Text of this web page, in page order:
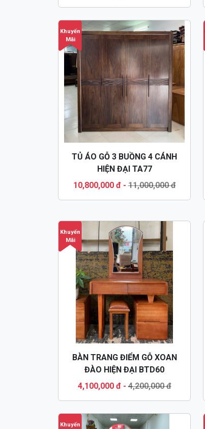
Khuyến
Mãi
TỦ ÁO GỖ 3 BUỒNG 4 CÁNH
HIỆN ĐẠI TA77
10,800,000 đ-11,000,000 đ
Khuyến
Mãi
BÀN TRANG ĐIỂM GỖ XOAN
ĐÀO HIỆN ĐẠI BTD60
4,100,000 đ-4,200,000 đ
Khuyến